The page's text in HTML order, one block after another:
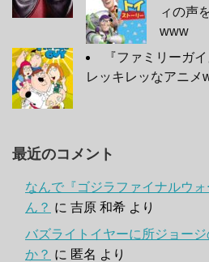
ィの声
www
『ファミリーガ
レッキレッなアニメ
最近のコメント
なんで『ゴジラファイナルウ
ん？ に 吉原 和希 より
バズライトイヤーに所ジョー
か？ に 匿名 より